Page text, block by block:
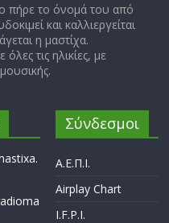
πήρε το όνομά του από
και καλλιεργείται
η μαστίχα.
τις ηλικίες, με
Σύνδεσμοι
Α.Ε.Π.Ι.
Airplay Chart
I.F.P.I.